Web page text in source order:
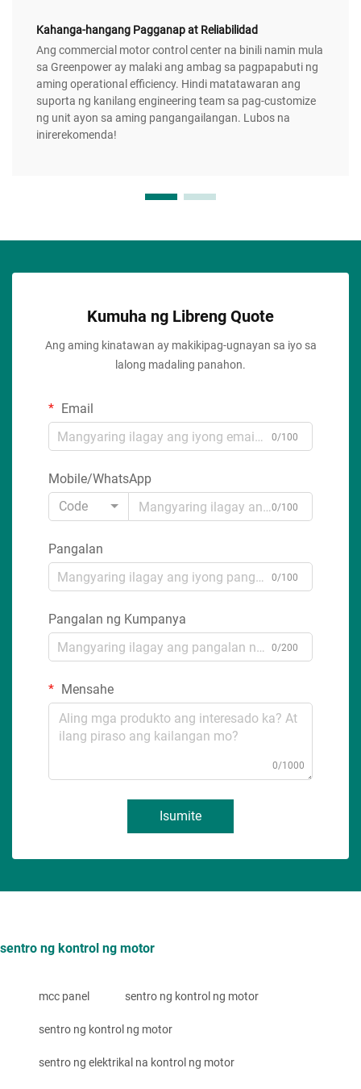
Kahanga-hangang Pagganap at Reliabilidad
Ang commercial motor control center na binili namin mula
sa Greenpower ay malaki ang ambag sa pagpapabuti ng
aming operational efficiency. Hindi matatawaran ang
suporta ng kanilang engineering team sa pag-customize
ng unit ayon sa aming pangangailangan. Lubos na
inirerekomenda!
Kumuha ng Libreng Quote
Ang aming kinatawan ay makikipag-ugnayan sa iyo sa
lalong madaling panahon.
Email
0/100
Mobile/WhatsApp
Code
0/100
Pangalan
0/100
Pangalan ng Kumpanya
0/200
Mensahe
0/1000
Isumite
sentro ng kontrol ng motor
mcc panel sentro ng kontrol ng motor
sentro ng kontrol ng motor
sentro ng elektrikal na kontrol ng motor